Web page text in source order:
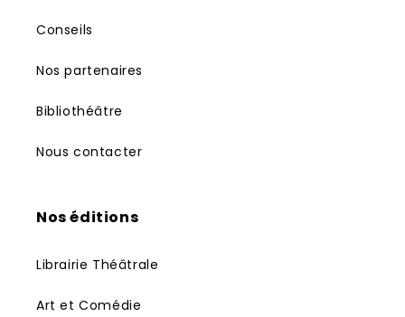
Conseils
Nos partenaires
Bibliothéâtre
Nous contacter
Nos éditions
Librairie Théâtrale
Art et Comédie